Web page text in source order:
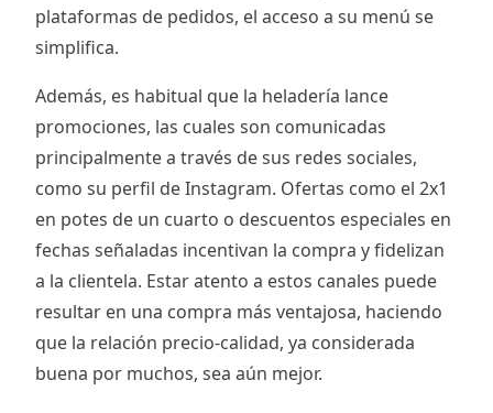
plataformas de pedidos, el acceso a su menú se
simplifica.
Además, es habitual que la heladería lance
promociones, las cuales son comunicadas
principalmente a través de sus redes sociales,
como su perfil de Instagram. Ofertas como el 2x1
en potes de un cuarto o descuentos especiales en
fechas señaladas incentivan la compra y fidelizan
a la clientela. Estar atento a estos canales puede
resultar en una compra más ventajosa, haciendo
que la relación precio-calidad, ya considerada
buena por muchos, sea aún mejor.